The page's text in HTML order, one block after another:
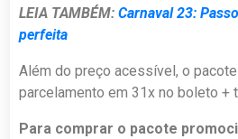
LEIA TAMBÉM: Carnaval 23:
perfeita
Além do preço acessível, o
parcelamento em 31x no boleto +
Para comprar o pacote